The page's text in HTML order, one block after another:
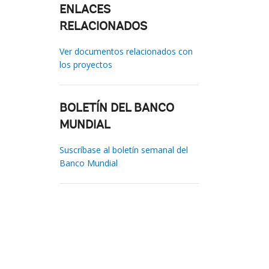
ENLACES
RELACIONADOS
Ver documentos relacionados con
los proyectos
BOLETÍN DEL BANCO
MUNDIAL
Suscríbase al boletín semanal del
Banco Mundial